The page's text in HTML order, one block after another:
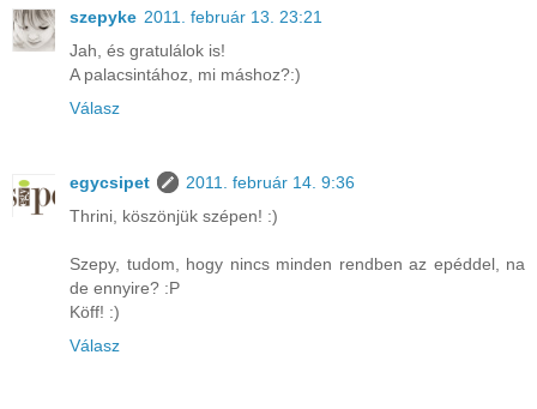
szepyke 2011. február 13. 23:21
Jah, és gratulálok is!
A palacsintához, mi máshoz?:)
Válasz
egycsipet
2011. február 14. 9:36
Thrini, köszönjük szépen! :)
Szepy, tudom, hogy nincs minden rendben az epéddel, na
de ennyire? :P
Köff! :)
Válasz